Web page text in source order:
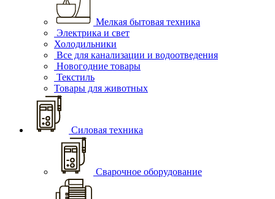
Мелкая бытовая техника
Электрика и свет
Холодильники
Все для канализации и водоотведения
Новогодние товары
Текстиль
Товары для животных
Силовая техника
Сварочное оборудование